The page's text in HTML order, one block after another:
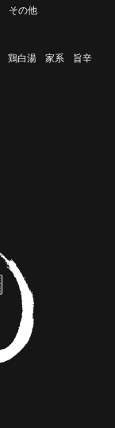
その他
鶏白湯 家系
旨辛